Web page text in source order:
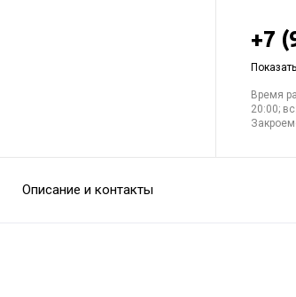
+7
Время
20:00;
Описание и контакты